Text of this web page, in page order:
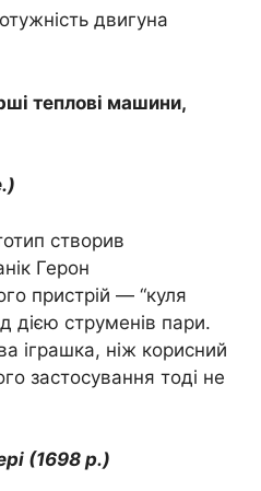
двигуна
теплові машини,
створив
Герон
пристрій — “куля
дією струменів пари.
іграшка, ніж корисний
застосування тоді не
(1698 р.)